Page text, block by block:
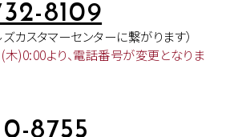
8109
ズカスタマーセンターに繋がります）
)0:00より、電話番号が変更となりま
8755